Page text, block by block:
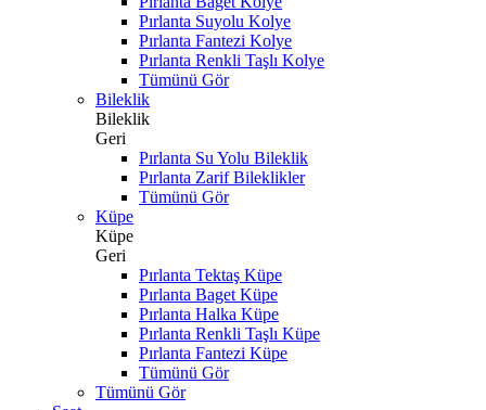
Pırlanta Suyolu Kolye
Pırlanta Fantezi Kolye
Pırlanta Renkli Taşlı Kolye
Tümünü Gör
Bileklik
Bileklik
Geri
Pırlanta Su Yolu Bileklik
Pırlanta Zarif Bileklikler
Tümünü Gör
Küpe
Küpe
Geri
Pırlanta Tektaş Küpe
Pırlanta Baget Küpe
Pırlanta Halka Küpe
Pırlanta Renkli Taşlı Küpe
Pırlanta Fantezi Küpe
Tümünü Gör
Tümünü Gör